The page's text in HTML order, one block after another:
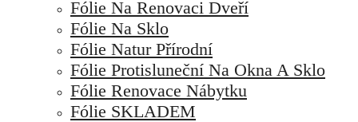
Fólie Na Renovaci Dveří
Fólie Na Sklo
Fólie Natur Přírodní
Fólie Protisluneční Na Okna A Sklo
Fólie Renovace Nábytku
Fólie SKLADEM